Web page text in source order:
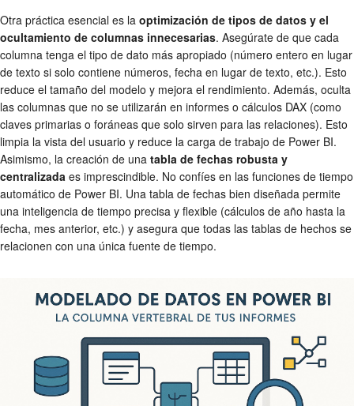
Otra práctica esencial es la optimización de tipos de datos y el
ocultamiento de columnas innecesarias. Asegúrate de que cada
columna tenga el tipo de dato más apropiado (número entero en lugar
de texto si solo contiene números, fecha en lugar de texto, etc.). Esto
reduce el tamaño del modelo y mejora el rendimiento. Además, oculta
las columnas que no se utilizarán en informes o cálculos DAX (como
claves primarias o foráneas que solo sirven para las relaciones). Esto
limpia la vista del usuario y reduce la carga de trabajo de Power BI.
Asimismo, la creación de una tabla de fechas robusta y
centralizada es imprescindible. No confíes en las funciones de tiempo
automático de Power BI. Una tabla de fechas bien diseñada permite
una inteligencia de tiempo precisa y flexible (cálculos de año hasta la
fecha, mes anterior, etc.) y asegura que todas las tablas de hechos se
relacionen con una única fuente de tiempo.